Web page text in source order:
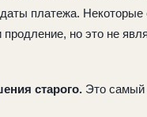
платежа. Некоторые
но это не
старого. Это самый